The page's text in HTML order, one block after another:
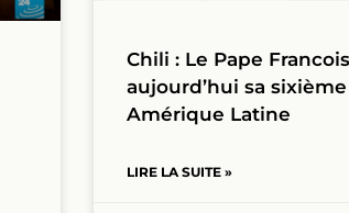
Chili : Le Pape
aujourd’hui sa
Amérique Latine
LIRE LA SUITE »